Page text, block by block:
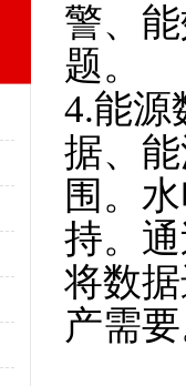
警、
题。
4.能源
据、
围。
持。
将数
产需